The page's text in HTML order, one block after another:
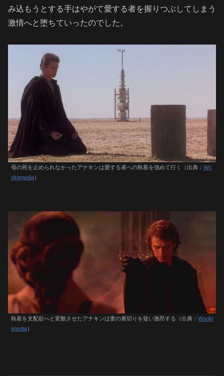
み込もうとする手はやがて愛する者を握りつぶしてしまう
激情へと堕ちていったのでした。
母の死を止められなかったアナキンは愛する者への執着を強めて行く（出典： Wo
okiepedia）
執着を支配欲へと変貌させたアナキンは妻の裏切りを疑い激昂する（出典： Wooki
epedia）